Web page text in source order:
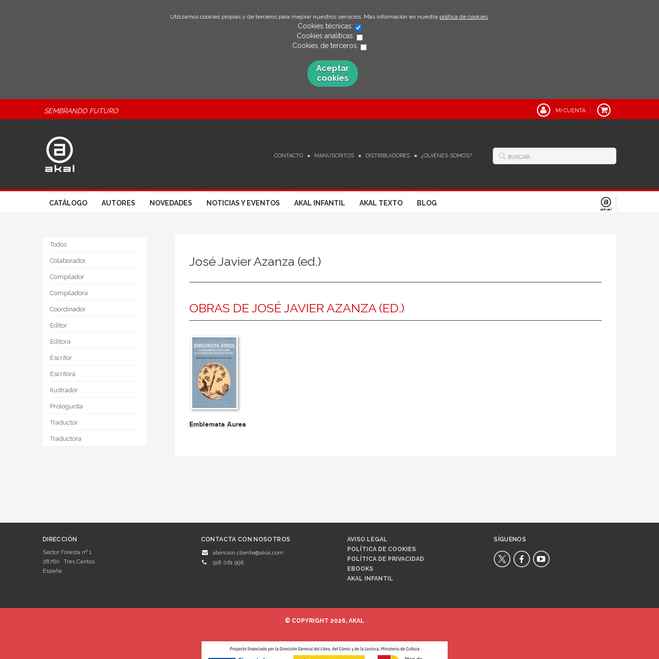
Utilizamos cookies propias y de terceros para mejorar nuestros servicios. Más información en nuestra política de cookies.
Cookies técnicas:
Cookies analíticas:
Cookies de terceros:
Aceptar
cookies
SEMBRANDO FUTURO MI CUENTA
CONTACTO MANUSCRITOS DISTRIBUIDORES ¿QUIÉNES SOMOS?
CATÁLOGO AUTORES NOVEDADES NOTICIAS Y EVENTOS AKAL INFANTIL AKAL TEXTO BLOG
Todos
Colaborador
Compilador
Compiladora
Coordinador
Editor
Editora
Escritor
Escritora
Ilustrador
Prologuista
Traductor
Traductora
José Javier Azanza (ed.)
OBRAS DE JOSÉ JAVIER AZANZA (ED.)
Emblemata Aurea
DIRECCIÓN
Sector Foresta nº 1
28760
Tres Cantos
España
CONTACTA CON NOSOTROS
atencion.cliente@akal.com
918 061 996
AVISO LEGAL
POLÍTICA DE COOKIES
POLÍTICA DE PRIVACIDAD
EBOOKS
AKAL INFANTIL
SÍGUENOS
© COPYRIGHT 2026, AKAL